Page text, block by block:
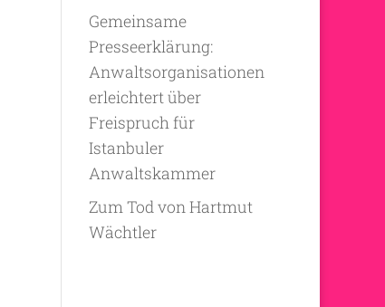
Gemeinsame
Presseerklärung:
Anwaltsorganisationen
erleichtert über
Freispruch für
Istanbuler
Anwaltskammer
Zum Tod von Hartmut
Wächtler